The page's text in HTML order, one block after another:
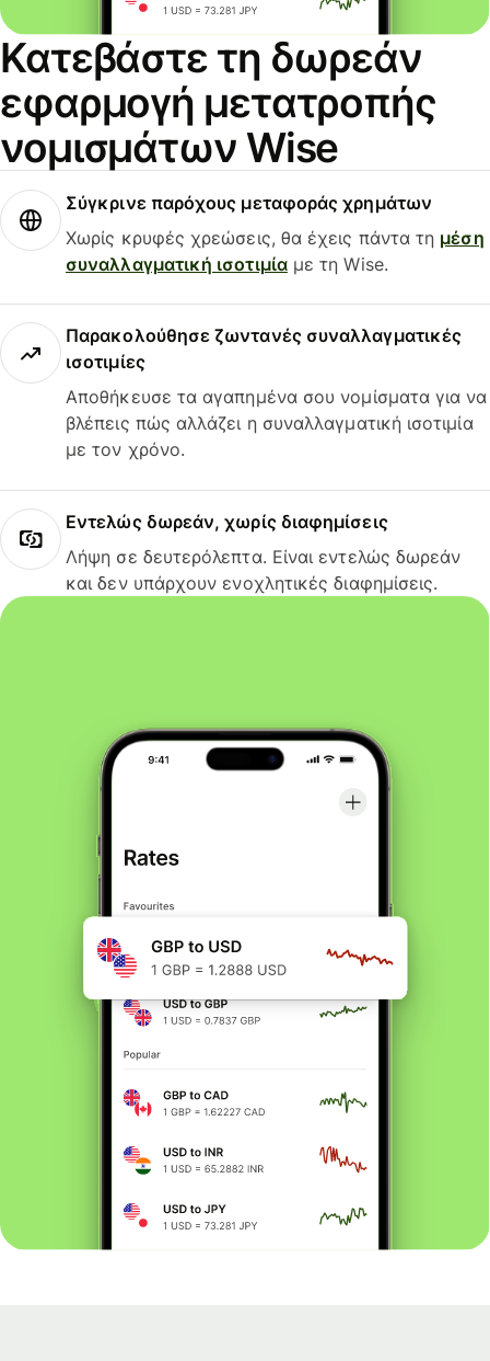
Κατεβάστε τη δωρεάν
εφαρμογή μετατροπής
νομισμάτων Wise
Σύγκρινε παρόχους μεταφοράς χρημάτων
Χωρίς κρυφές χρεώσεις, θα έχεις πάντα τη μέση
συναλλαγματική ισοτιμίαμε τη Wise.
Παρακολούθησε ζωντανές συναλλαγματικές
ισοτιμίες
Αποθήκευσε τα αγαπημένα σου νομίσματα για να
βλέπεις πώς αλλάζει η συναλλαγματική ισοτιμία
με τον χρόνο.
Εντελώς δωρεάν, χωρίς διαφημίσεις
Λήψη σε δευτερόλεπτα. Είναι εντελώς δωρεάν
και δεν υπάρχουν ενοχλητικές διαφημίσεις.